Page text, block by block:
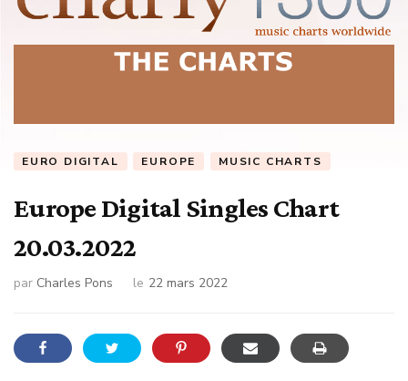
EURO DIGITAL EUROPE MUSIC CHARTS
Europe Digital Singles Chart
20.03.2022
par Charles Pons le 22 mars 2022